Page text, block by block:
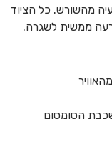
מהשורש. כל הציוד
ממשית לשגרה.
הסומסום